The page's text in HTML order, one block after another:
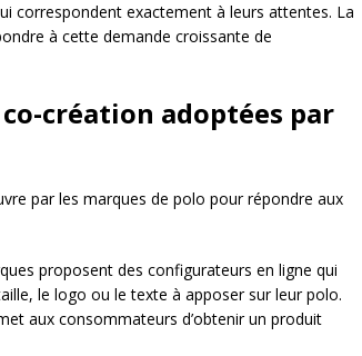
correspondent exactement à leurs attentes. La
à cette demande croissante de
création adoptées par
par les marques de polo pour répondre aux
proposent des configurateurs en ligne qui
le logo ou le texte à apposer sur leur polo.
aux consommateurs d’obtenir un produit